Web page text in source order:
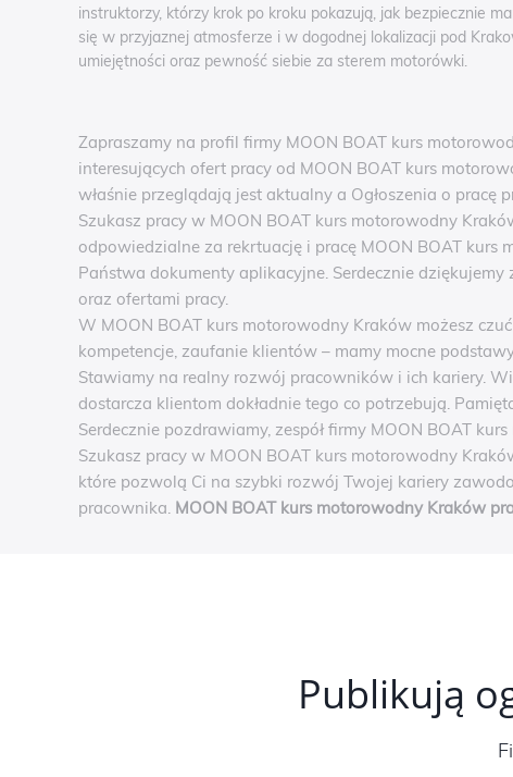
instruktorzy, którzy krok po kroku pokazują, jak bezpiecznie
się w przyjaznej atmosferze i w dogodnej lokalizacji pod
umiejętności oraz pewność siebie za sterem motorówki.
Zapraszamy na profil firmy MOON BOAT kurs
interesujących ofert pracy od MOON BOAT kurs
właśnie przeglądają jest aktualny a Ogłoszenia o
Szukasz pracy w MOON BOAT kurs motorowodny
odpowiedzialne za rekrtuację i pracę MOON BOAT
Państwa dokumenty aplikacyjne. Serdecznie
oraz ofertami pracy.
W MOON BOAT kurs motorowodny Kraków możesz
kompetencje, zaufanie klientów – mamy mocne
Stawiamy na realny rozwój pracowników i ich kariery.
dostarcza klientom dokładnie tego co potrzebują.
Serdecznie pozdrawiamy, zespół firmy MOON BOAT
Szukasz pracy w MOON BOAT kurs motorowodny
które pozwolą Ci na szybki rozwój Twojej kariery
pracownika. MOON BOAT kurs motorowodny Kraków
Publikują